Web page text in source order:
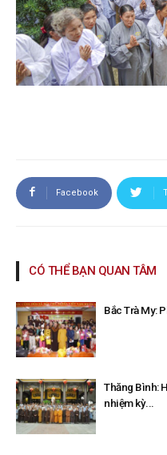
Facebook
CÓ THỂ BẠN QUAN TÂM
Bắc Trà My:
Thăng Bình:
nhiệm kỳ...